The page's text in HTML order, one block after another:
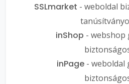
SSLmarket - weboldal
inShop - webshop
inPage- weboldal